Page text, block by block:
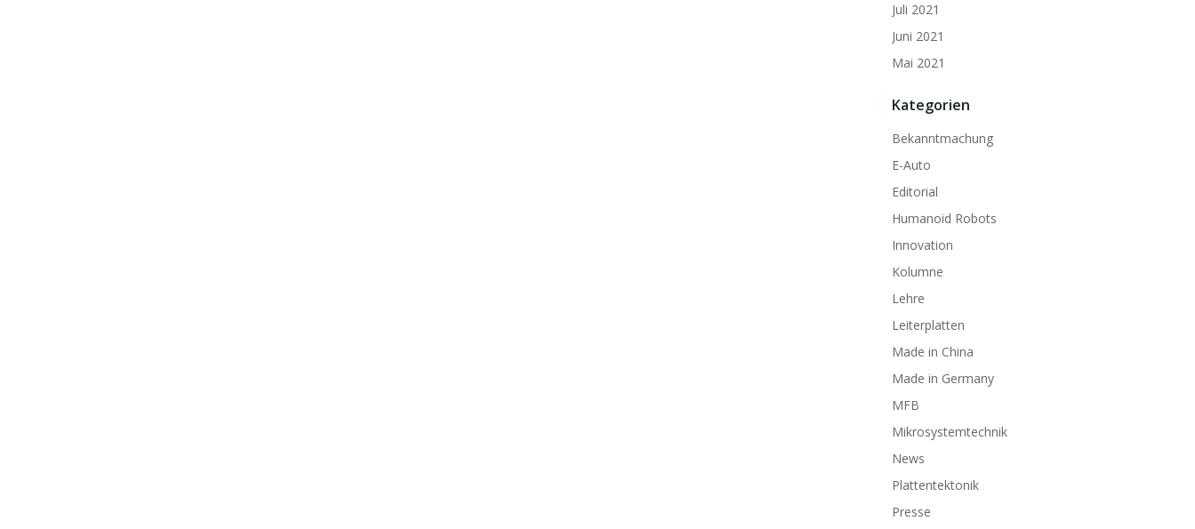
Juli 2021
Juni 2021
Mai 2021
Kategorien
Bekanntmachung
E-Auto
Editorial
Humanoid Robots
Innovation
Kolumne
Lehre
Leiterplatten
Made in China
Made in Germany
MFB
Mikrosystemtechnik
News
Plattentektonik
Presse